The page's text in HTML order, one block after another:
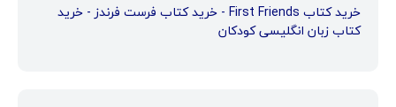
خرید کتاب First Friends - خرید کتاب فرست فرندز - خرید
کتاب زبان انگلیسی کودکان